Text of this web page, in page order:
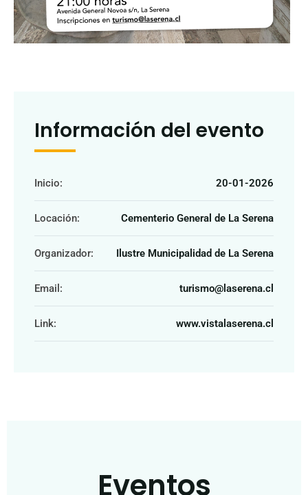
Información del evento
Inicio: 20-01-2026
Locación: Cementerio General de La Serena
Organizador: Ilustre Municipalidad de La Serena
Email: turismo@laserena.cl
Link: www.vistalaserena.cl
Eventos